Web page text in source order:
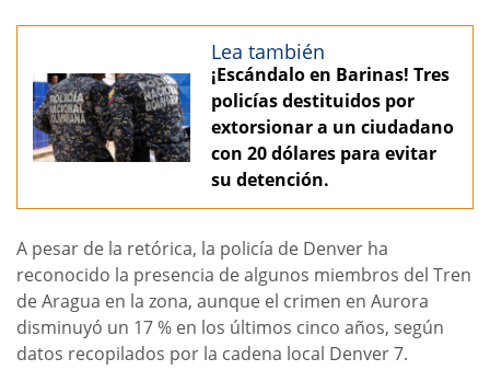
Lea también
¡Escándalo en Barinas! Tres
policías destituidos por
extorsionar a un ciudadano
con 20 dólares para evitar
su detención.
A pesar de la retórica, la policía de Denver ha
reconocido la presencia de algunos miembros del Tren
de Aragua en la zona, aunque el crimen en Aurora
disminuyó un 17 % en los últimos cinco años, según
datos recopilados por la cadena local Denver 7.